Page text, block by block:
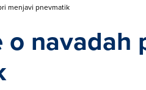
menjavi pnevmatik
o navadah